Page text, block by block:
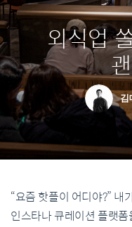
외식업
김
“요즘 핫플이 어디야?” 내
인스타나 큐레이션 플랫폼